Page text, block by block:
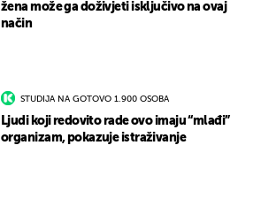
žena može ga doživjeti isključivo na ovaj
način
STUDIJA NA GOTOVO 1.900 OSOBA
Ljudi koji redovito rade ovo imaju “mlađi”
organizam, pokazuje istraživanje